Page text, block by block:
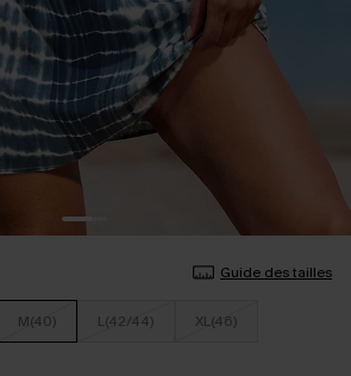
Guide des tailles
M(40) L(42/44) XL(46)